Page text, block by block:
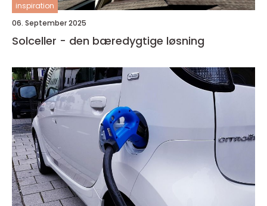
inspiration
06. September 2025
Solceller - den bæredygtige løsning